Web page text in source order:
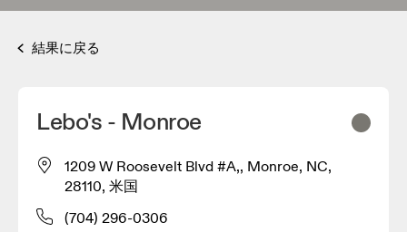
結果に戻る
Lebo's - Monroe
1209 W Roosevelt Blvd #A,, Monroe, NC,
28110, 米国
(704) 296-0306